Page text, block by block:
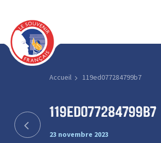
Accueil 119ed077284799b7
119ed077284799b7
23 novembre 2023